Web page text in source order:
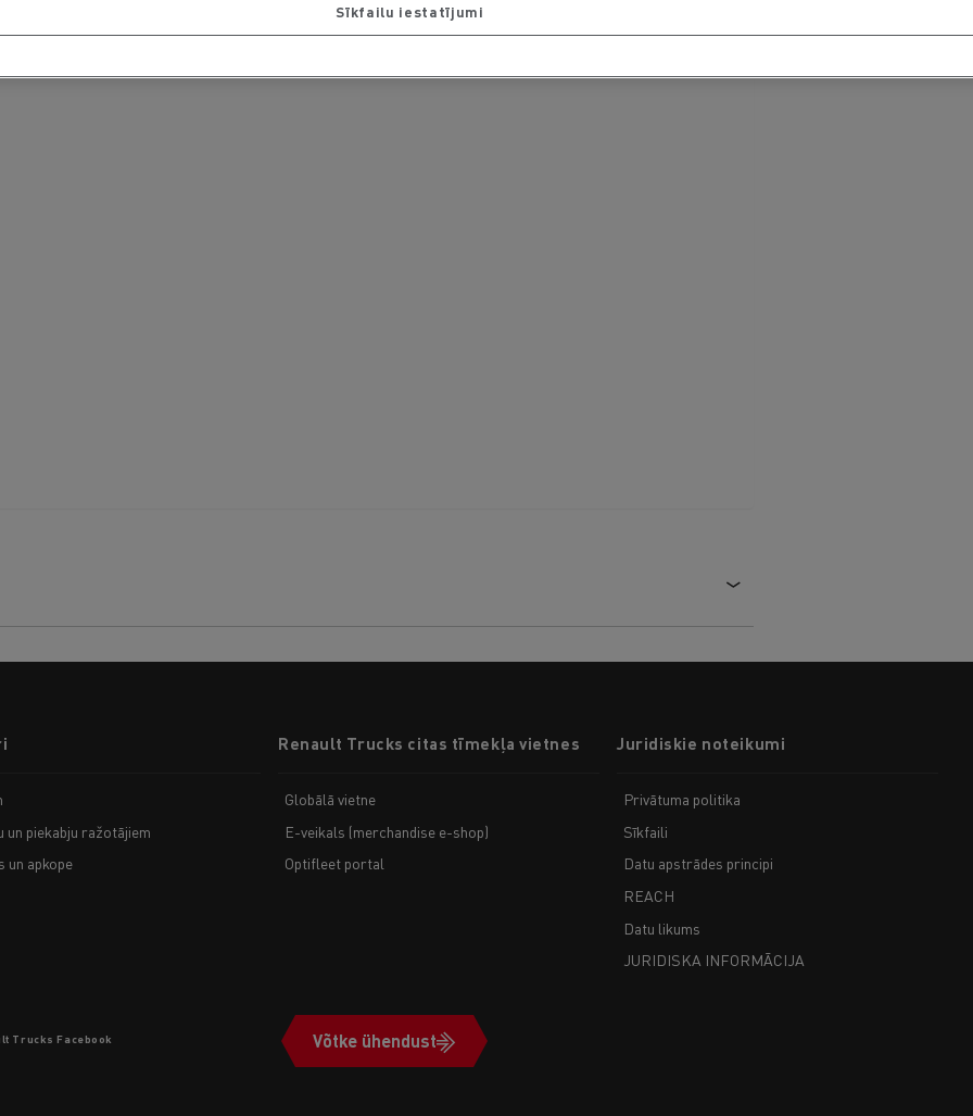
un piekabju ražotājiem
un apkope
Renault Trucks citas tīmekļa vietnes
Globālā vietne
E-veikals (merchandise e-shop)
Optifleet portal
Juridiskie noteikumi
Privātuma politika
Sīkfaili
Datu apstrādes principi
REACH
Datu likums
JURIDISKA INFORMĀCIJA
Võtke ühendust
Sīkfailu iestatījumi